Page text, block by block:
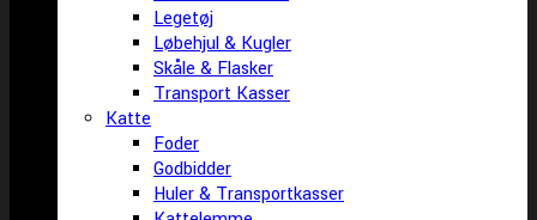
Legetøj
Løbehjul & Kugler
Skåle & Flasker
Transport Kasser
Katte
Foder
Godbidder
Huler & Transportkasser